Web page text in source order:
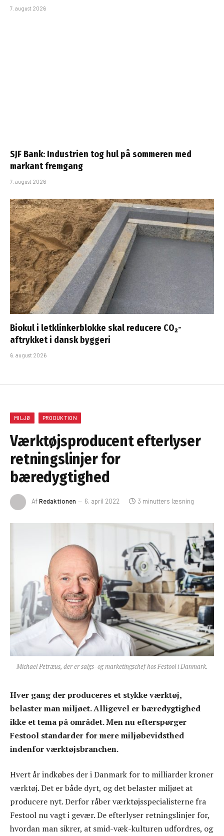
7. august 2026
SJF Bank: Industrien tog hul på sommeren med
markant fremgang
7. august 2026
Biokul i letklinkerblokke skal reducere CO₂-
aftrykket i dansk byggeri
6. august 2026
MILJØ PRODUKTION
Værktøjsproducent efterlyser
retningslinjer for
bæredygtighed
AfRedaktionen 6. april 2022 3 minutters læsning
Michael Petræus, der er salgs- og marketingschef hos Festool i Danmark.
Hver gang der produceres et stykke værktøj,
belaster man miljøet. Alligevel er bæredygtighed
ikke et tema på området. Men nu efterspørger
Festool standarder for mere miljøbevidsthed
indenfor værktøjsbranchen.
Hvert år indkøbes der i Danmark for to milliarder kroner
værktøj. Det er både dyrt, og det belaster miljøet at
producere nyt. Derfor råber værktøjsspecialisterne fra
Festool nu vagt i gevær. De efterlyser retningslinjer for,
hvordan man sikrer, at smid-væk-kulturen udfordres, og